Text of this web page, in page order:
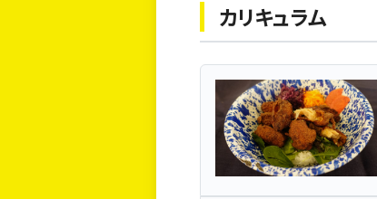
カリキュラム